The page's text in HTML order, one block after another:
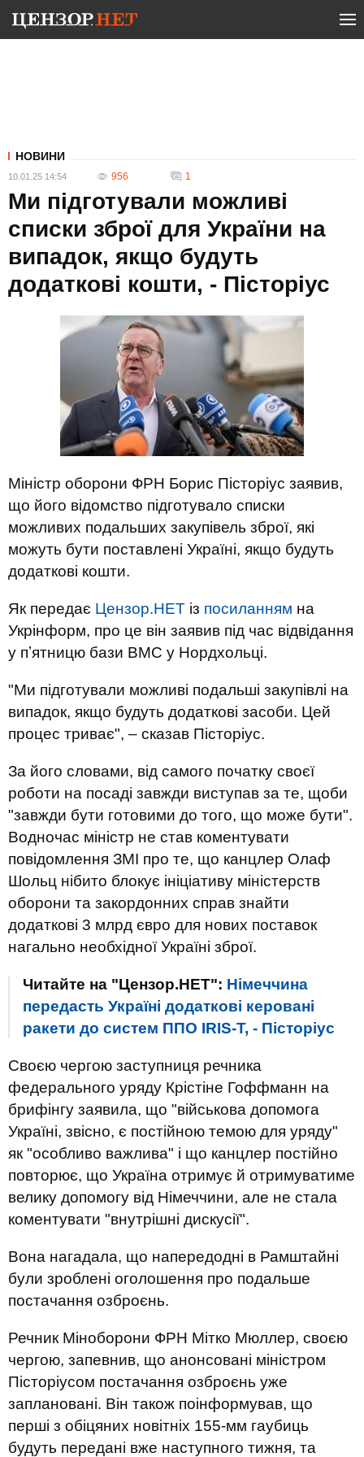
НОВИНИ
10.01.25 14:54 956 1
Ми підготували можливі
списки зброї для України на
випадок, якщо будуть
додаткові кошти, - Пісторіус
Міністр оборони ФРН Борис Пісторіус заявив,
що його відомство підготувало списки
можливих подальших закупівель зброї, які
можуть бути поставлені Україні, якщо будуть
додаткові кошти.
Як передає Цензор.НЕТ із посиланням на
Укрінформ, про це він заявив під час відвідання
у пʼятницю бази ВМС у Нордхольці.
"Ми підготували можливі подальші закупівлі на
випадок, якщо будуть додаткові засоби. Цей
процес триває", – сказав Пісторіус.
За його словами, від самого початку своєї
роботи на посаді завжди виступав за те, щоби
"завжди бути готовими до того, що може бути".
Водночас міністр не став коментувати
повідомлення ЗМІ про те, що канцлер Олаф
Шольц нібито блокує ініціативу міністерств
оборони та закордонних справ знайти
додаткові 3 млрд євро для нових поставок
нагально необхідної Україні зброї.
Читайте на "Цензор.НЕТ": Німеччина
передасть Україні додаткові керовані
ракети до систем ППО IRIS-T, - Пісторіус
Своєю чергою заступниця речника
федерального уряду Крістіне Гоффманн на
брифінгу заявила, що "військова допомога
Україні, звісно, є постійною темою для уряду"
як "особливо важлива" і що канцлер постійно
повторює, що Україна отримує й отримуватиме
велику допомогу від Німеччини, але не стала
коментувати "внутрішні дискусії".
Вона нагадала, що напередодні в Рамштайні
були зроблені оголошення про подальше
постачання озброєнь.
Речник Міноборони ФРН Мітко Мюллер, своєю
чергою, запевнив, що анонсовані міністром
Пісторіусом постачання озброєнь уже
заплановані. Він також поінформував, що
перші з обіцяних новітніх 155-мм гаубиць
будуть передані вже наступного тижня, та